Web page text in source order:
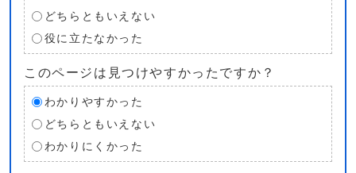
どちらともいえない
役に立たなかった
このページは見つけやすかったですか？
わかりやすかった
どちらともいえない
わかりにくかった